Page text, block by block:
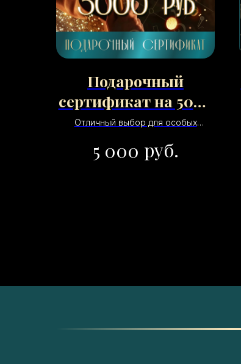
Подарочный
сертификат на 5000
рублей
Отличный выбор для особых
Позволяет провести вечер в
компании друзей, наслаждаясь
5 000 руб.